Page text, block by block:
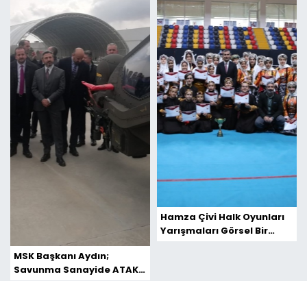
MSK Başkanı Aydın;
Savunma Sanayide ATAK
Hamza Çivi Halk Oyunları
Yarışmaları Görsel Bir